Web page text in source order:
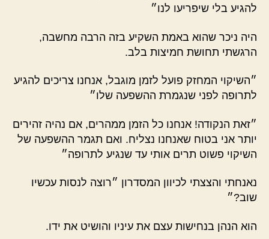
להגיע בלי שיפריעו לנו״
היה ניכר שהוא באמת השקיע בזה הרבה מחשבה,
הרגשתי תחושת חמיצות בלב.
״השיקוי המחזק פועל לזמן מוגבל, אנחנו צריכים להגיע
לתרופה לפני שנגמרת ההשפעה שלו״
״זאת הנקודה! אנחנו כל הזמן ממהרים, אם נהיה זהירים
יותר אני בטוח שאנחנו נצליח. ואם תגמר ההשפעה של
השיקוי פשוט תרים אותי עד שנגיע לתרופה״
נאנחתי והצצתי לכיוון המסדרון ״רוצה לנסות עכשיו
שוב?״
הוא הנהן בנחישות עצם את עיניו והושיט את ידו.